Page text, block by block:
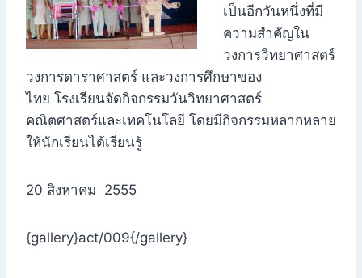
เป็นอีกวันหนึ่งที่มี
ความสำคัญใน
วงการวิทยาศาสตร์
วงการดาราศาสตร์ และวงการศึกษาของ
ไทย โรงเรียนจัดกิจกรรมวันวิทยาศาสตร์
คณิตศาสตร์และเทคโนโลยี โดยมีกิจกรรมหลากหลาย
ให้นักเรียนได้เรียนรู้
20 สิงหาคม 2555
{gallery}act/009{/gallery}